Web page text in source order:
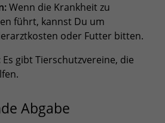
Wenn die Krankheit zu
führt, kannst Du um
oder Futter bitten.
Es gibt Tierschutzvereine, die
Abgabe